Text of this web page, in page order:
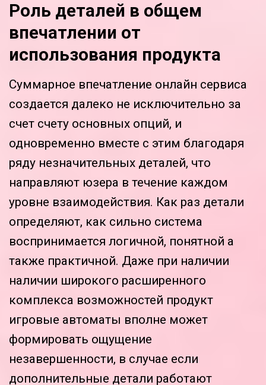
Роль деталей в общем
впечатлении от
использования продукта
Суммарное впечатление онлайн сервиса
создается далеко не исключительно за
счет счету основных опций, и
одновременно вместе с этим благодаря
ряду незначительных деталей, что
направляют юзера в течение каждом
уровне взаимодействия. Как раз детали
определяют, как сильно система
воспринимается логичной, понятной а
также практичной. Даже при наличии
наличии широкого расширенного
комплекса возможностей продукт
игровые автоматы вполне может
формировать ощущение
незавершенности, в случае если
дополнительные детали работают